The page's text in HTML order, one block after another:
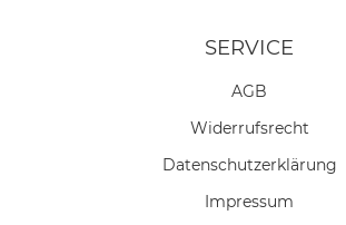
SERVICE
AGB
Widerrufs­recht
Daten­schutz­erklärung
Impressum